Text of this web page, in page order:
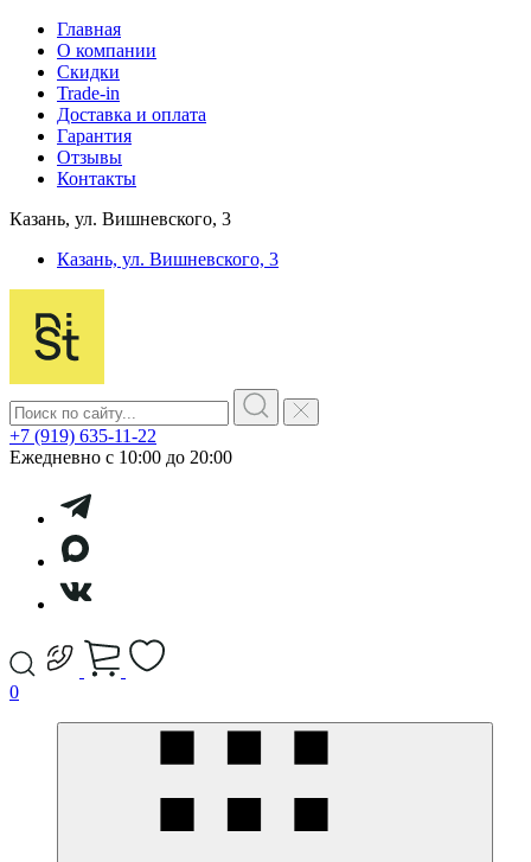
Главная
О компании
Скидки
Trade-in
Доставка и оплата
Гарантия
Отзывы
Контакты
Казань, ул. Вишневского, 3
Казань, ул. Вишневского, 3
+7 (919) 635-11-22
Ежедневно с 10:00 до 20:00
0